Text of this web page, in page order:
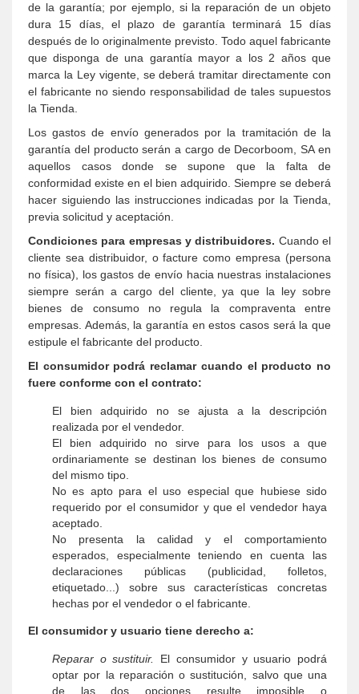
de la garantía; por ejemplo, si la reparación de un objeto
dura 15 días, el plazo de garantía terminará 15 días
después de lo originalmente previsto. Todo aquel fabricante
que disponga de una garantía mayor a los 2 años que
marca la Ley vigente, se deberá tramitar directamente con
el fabricante no siendo responsabilidad de tales supuestos
la Tienda.
Los gastos de envío generados por la tramitación de la
garantía del producto serán a cargo de Decorboom, SA en
aquellos casos donde se supone que la falta de
conformidad existe en el bien adquirido. Siempre se deberá
hacer siguiendo las instrucciones indicadas por la Tienda,
previa solicitud y aceptación.
Condiciones para empresas y distribuidores. Cuando el
cliente sea distribuidor, o facture como empresa (persona
no física), los gastos de envío hacia nuestras instalaciones
siempre serán a cargo del cliente, ya que la ley sobre
bienes de consumo no regula la compraventa entre
empresas. Además, la garantía en estos casos será la que
estipule el fabricante del producto.
El consumidor podrá reclamar cuando el producto no
fuere conforme con el contrato:
El bien adquirido no se ajusta a la descripción
realizada por el vendedor.
El bien adquirido no sirve para los usos a que
ordinariamente se destinan los bienes de consumo
del mismo tipo.
No es apto para el uso especial que hubiese sido
requerido por el consumidor y que el vendedor haya
aceptado.
No presenta la calidad y el comportamiento
esperados, especialmente teniendo en cuenta las
declaraciones públicas (publicidad, folletos,
etiquetado...) sobre sus características concretas
hechas por el vendedor o el fabricante.
El consumidor y usuario tiene derecho a:
Reparar o sustituir.
El consumidor y usuario podrá
optar por la reparación o sustitución, salvo que una
de las dos opciones resulte imposible o